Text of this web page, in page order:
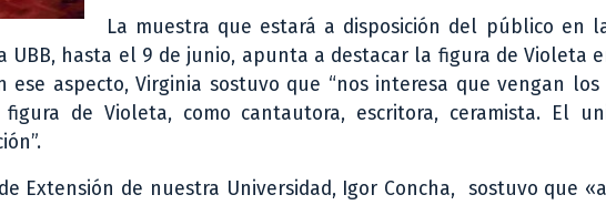
La muestra que estará a disposición del público en
UBB, hasta el 9 de junio, apunta a destacar la figura de Violeta
ese aspecto, Virginia sostuvo que “nos interesa que vengan
de Violeta, como cantautora, escritora, ceramista. El
Extensión de nuestra Universidad, Igor Concha, sostuvo que